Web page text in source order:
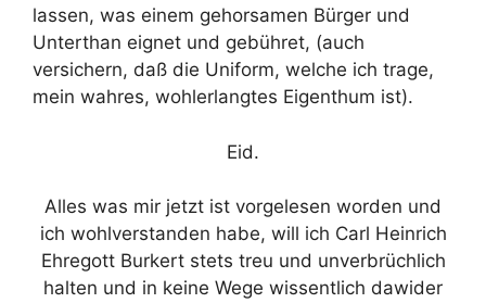
lassen, was einem gehorsamen Bürger und
Unterthan eignet und gebühret, (auch
versichern, daß die Uniform, welche ich trage,
mein wahres, wohlerlangtes Eigenthum ist).
Eid.
Alles was mir jetzt ist vorgelesen worden und
ich wohlverstanden habe, will ich Carl Heinrich
Ehregott Burkert stets treu und unverbrüchlich
halten und in keine Wege wissentlich dawider